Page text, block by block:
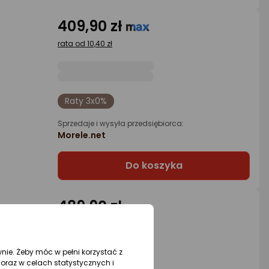
409,90 zł
rata od 10,40 zł
Raty 3x0%
Sprzedaje i wysyła przedsiębiorca:
Morele.net
Do koszyka
489,90 zł
Żeby móc w pełni korzystać z
w celach statystycznych i